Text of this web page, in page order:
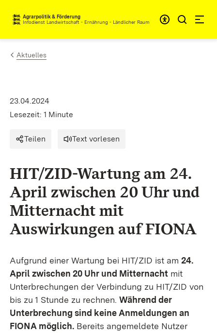
Zum Inhalt springen
Agrarpolitik & Förderung
Infodienst Landwirtschaft - Ernährung - Ländlicher Raum
Aktuelles
23.04.2024
Lesezeit: 1 Minute
Teilen Text vorlesen
HIT/ZID-Wartung am 24.
April zwischen 20 Uhr und
Mitternacht mit
Auswirkungen auf FIONA
Aufgrund einer Wartung bei HIT/ZID ist am 24.
April zwischen 20 Uhr und Mitternacht mit
Unterbrechungen der Verbindung zu HIT/ZID von
bis zu 1 Stunde zu rechnen. Während der
Unterbrechung sind keine Anmeldungen an
FIONA möglich. Bereits angemeldete Nutzer